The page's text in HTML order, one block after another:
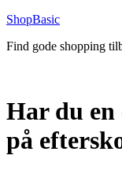
Videre
indhold
ShopBasic
Find gode shopping
Har du
på